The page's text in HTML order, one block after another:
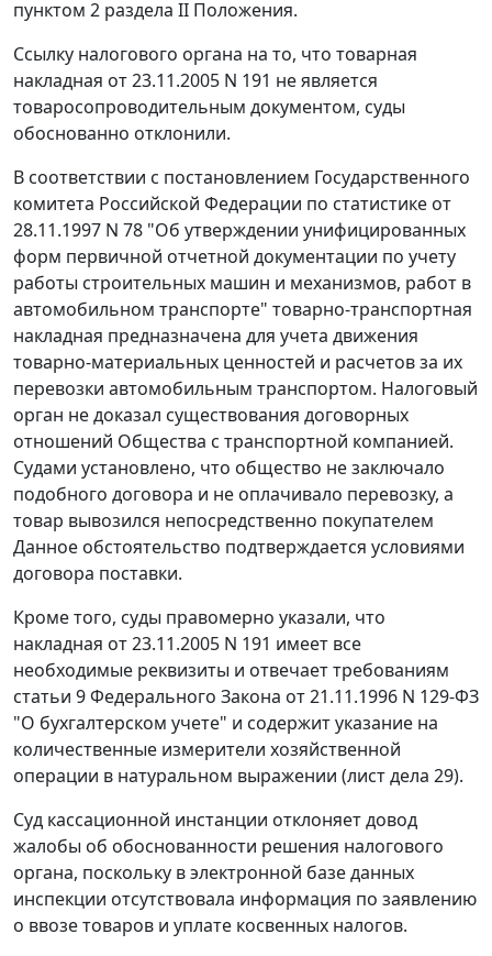
пунктом 2 раздела II Положения.
Ссылку налогового органа на то, что товарная
накладная от 23.11.2005 N 191 не является
товаросопроводительным документом, суды
обоснованно отклонили.
В соответствии с постановлением Государственного
комитета Российской Федерации по статистике от
28.11.1997 N 78 "Об утверждении унифицированных
форм первичной отчетной документации по учету
работы строительных машин и механизмов, работ в
автомобильном транспорте" товарно-транспортная
накладная предназначена для учета движения
товарно-материальных ценностей и расчетов за их
перевозки автомобильным транспортом. Налоговый
орган не доказал существования договорных
отношений Общества с транспортной компанией.
Судами установлено, что общество не заключало
подобного договора и не оплачивало перевозку, а
товар вывозился непосредственно покупателем
Данное обстоятельство подтверждается условиями
договора поставки.
Кроме того, суды правомерно указали, что
накладная от 23.11.2005 N 191 имеет все
необходимые реквизиты и отвечает требованиям
статьи 9Федерального Закона от 21.11.1996 N 129-ФЗ
"О бухгалтерском учете" и содержит указание на
количественные измерители хозяйственной
операции в натуральном выражении (лист дела 29).
Суд кассационной инстанции отклоняет довод
жалобы об обоснованности решения налогового
органа, поскольку в электронной базе данных
инспекции отсутствовала информация по заявлению
о ввозе товаров и уплате косвенных налогов.